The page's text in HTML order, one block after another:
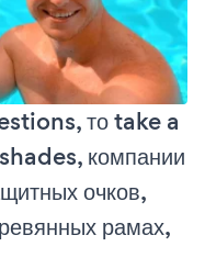
то take a
компании
очков,
рамах,